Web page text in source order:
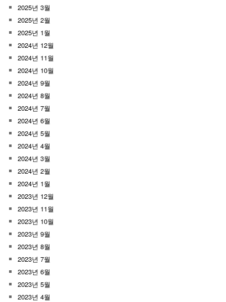
2025년 3월
2025년 2월
2025년 1월
2024년 12월
2024년 11월
2024년 10월
2024년 9월
2024년 8월
2024년 7월
2024년 6월
2024년 5월
2024년 4월
2024년 3월
2024년 2월
2024년 1월
2023년 12월
2023년 11월
2023년 10월
2023년 9월
2023년 8월
2023년 7월
2023년 6월
2023년 5월
2023년 4월